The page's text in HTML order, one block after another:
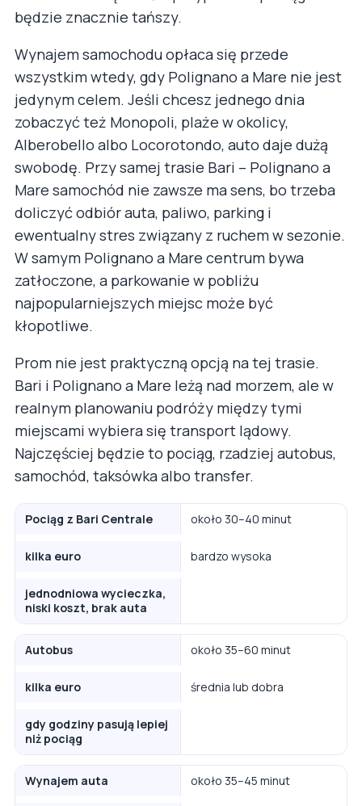
będzie znacznie tańszy.
Wynajem samochodu opłaca się przede
wszystkim wtedy, gdy Polignano a Mare nie jest
jedynym celem. Jeśli chcesz jednego dnia
zobaczyć też Monopoli, plaże w okolicy,
Alberobello albo Locorotondo, auto daje dużą
swobodę. Przy samej trasie Bari – Polignano a
Mare samochód nie zawsze ma sens, bo trzeba
doliczyć odbiór auta, paliwo, parking i
ewentualny stres związany z ruchem w sezonie.
W samym Polignano a Mare centrum bywa
zatłoczone, a parkowanie w pobliżu
najpopularniejszych miejsc może być
kłopotliwe.
Prom nie jest praktyczną opcją na tej trasie.
Bari i Polignano a Mare leżą nad morzem, ale w
realnym planowaniu podróży między tymi
miejscami wybiera się transport lądowy.
Najczęściej będzie to pociąg, rzadziej autobus,
samochód, taksówka albo transfer.
Pociąg z Bari Centrale około 30–40 minut
kilka euro bardzo wysoka
jednodniowa wycieczka,
niski koszt, brak auta
Autobus około 35–60 minut
kilka euro średnia lub dobra
gdy godziny pasują lepiej
niż pociąg
Wynajem auta około 35–45 minut